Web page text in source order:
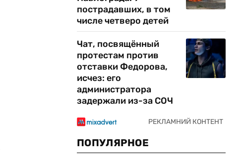
пострадавших, в том
числе четверо детей
Чат, посвящённый
протестам против
отставки Федорова,
исчез: его
администратора
задержали из-за СОЧ
ПОПУЛЯРНОЕ